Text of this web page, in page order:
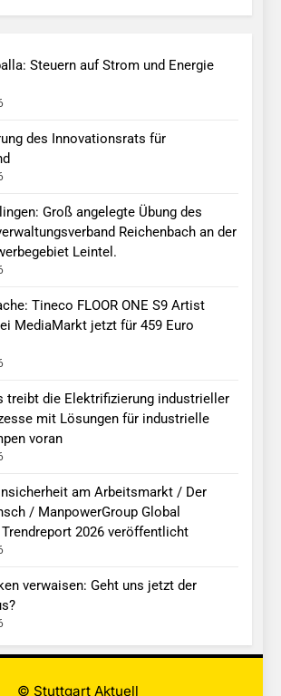
Steuern auf Strom und Energie
des Innovationsrats für
Groß angelegte Übung des
Reichenbach an der
Leintel.
Tineco FLOOR ONE S9 Artist
MediaMarkt jetzt für 459 Euro
treibt die Elektrifizierung industrieller
mit Lösungen für industrielle
voran
am Arbeitsmarkt / Der
/ ManpowerGroup Global
2026 veröffentlicht
verwaisen: Geht uns jetzt der
© Stuttgart Aktuell